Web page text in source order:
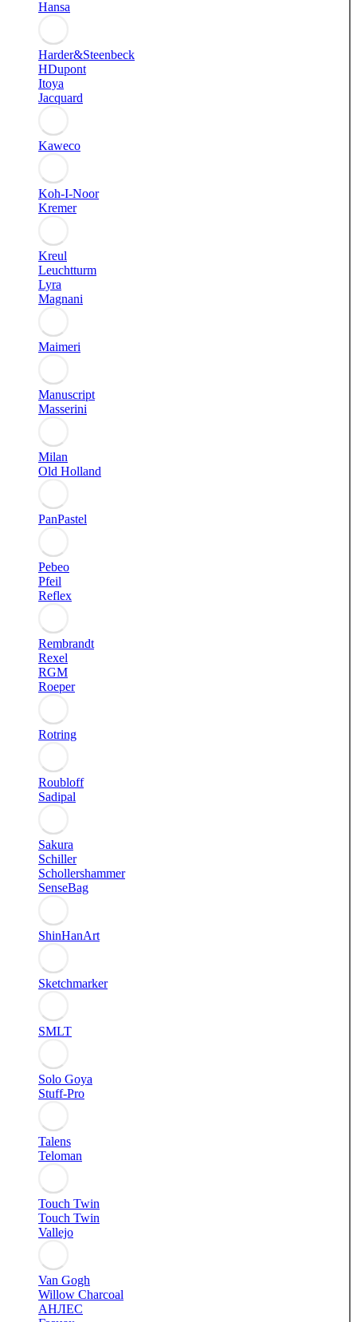
Hansa
Harder&Steenbeck
HDupont
Itoya
Jacquard
Kaweco
Koh-I-Noor
Kremer
Kreul
Leuchtturm
Lyra
Magnani
Maimeri
Manuscript
Masserini
Milan
Old Holland
PanPastel
Pebeo
Pfeil
Reflex
Rembrandt
Rexel
RGM
Roeper
Rotring
Roubloff
Sadipal
Sakura
Schiller
Schollershammer
SenseBag
ShinHanArt
Sketchmarker
SMLT
Solo Goya
Stuff-Pro
Talens
Teloman
Touch Twin
Touch Twin
Vallejo
Van Gogh
Willow Charcoal
АНЛЕС